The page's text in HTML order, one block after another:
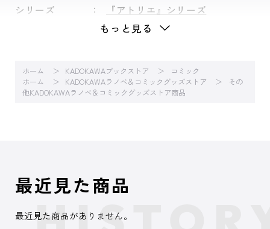
シリーズ
『アトリエ』シリーズ
もっと見る
ホーム KADOKAWAブックストア
コミック
ホーム
KADOKAWAラノベ＆コミックグッズストア
その
他KADOKAWAラノベ＆コミックグッズストア商品
最近見た商品
最近見た商品がありません。